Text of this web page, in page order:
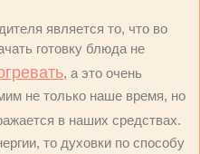
является то, что во
готовку блюда не
, а это очень
не только наше время, но
в наших средствах.
то духовки по способу